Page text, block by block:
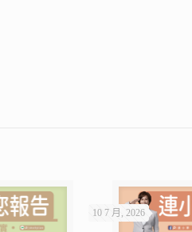
10 7 月, 2026